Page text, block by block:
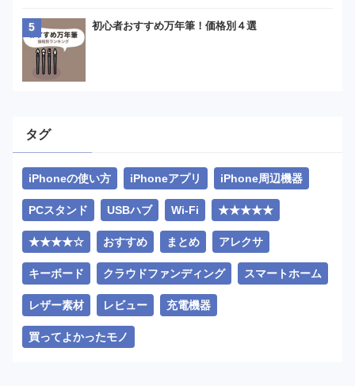
初心者おすすめ万年筆！価格別４選
タグ
iPhoneの使い方 iPhoneアプリ iPhone周辺機器
PCスタンド USBハブ Wi-Fi ★★★★★
★★★★☆ おすすめ まとめ アレクサ
キーボード クラウドファンディング スマートホーム
レザー素材 レビュー 充電機器
買ってよかったモノ